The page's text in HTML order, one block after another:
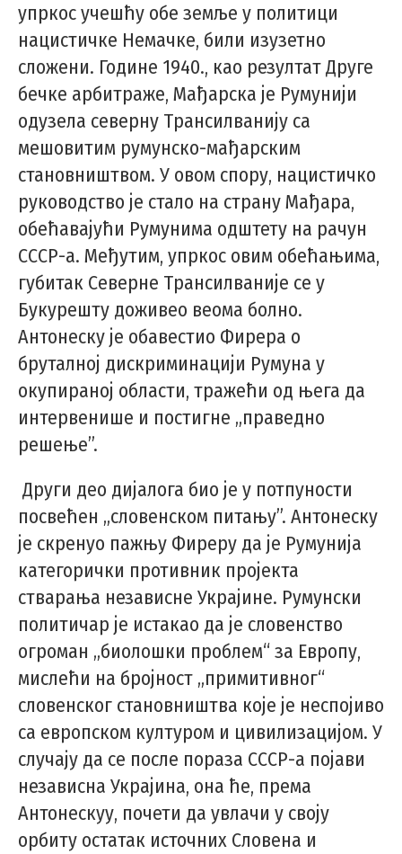
упркос учешћу обе земље у политици
нацистичке Немачке, били изузетно
сложени. Године 1940., као резултат Друге
бечке арбитраже, Мађарска је Румунији
одузела северну Трансилванију са
мешовитим румунско-мађарским
становништвом. У овом спору, нацистичко
руководство је стало на страну Мађара,
обећавајући Румунима одштету на рачун
СССР-а. Међутим, упркос овим обећањима,
губитак Северне Трансилваније се у
Букурешту доживео веома болно.
Антонеску је обавестио Фирера о
бруталној дискриминацији Румуна у
окупираној области, тражећи од њега да
интервенише и постигне „праведно
решење”.
Други део дијалога био је у потпуности
посвећен „словенском питању”. Антонеску
је скренуо пажњу Фиреру да је Румунија
категорички противник пројекта
стварања независне Украјине. Румунски
политичар је истакао да је словенство
огроман „биолошки проблем“ за Европу,
мислећи на бројност „примитивног“
словенског становништва које је неспојиво
са европском културом и цивилизацијом. У
случају да се после пораза СССР-а појави
независна Украјина, она ће, према
Антонескуу, почети да увлачи у своју
орбиту остатак источних Словена и